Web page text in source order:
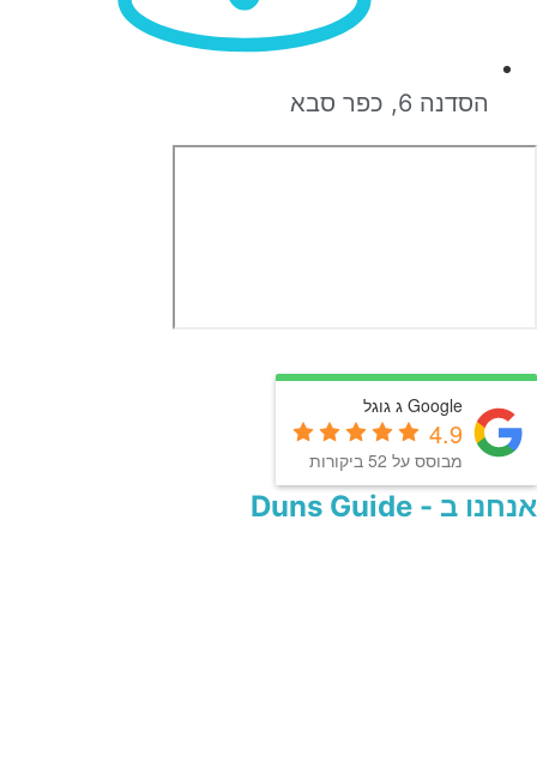
הסדנה 6, כפר סבא
Google ג גוגל
4.9
מבוסס על 52 ביקורות
אנחנו ב - Duns Guide